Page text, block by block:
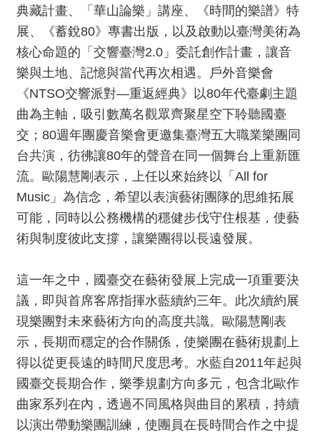
便
民
服
務
資
訊
公
開
隱
私
宣
資
訊
安
全
網
站
資
料
開
典藏計畫、「華山論樂」講座、《時間的樂譜》特
展、《蓄銳80》專書出版，以及啟動以臺灣美術為
核心命題的「交響臺灣2.0」委託創作計畫，讓音
樂與土地、記憶與當代再次相遇。戶外音樂會
《NTSO交響派對—重返經典》以80年代臺劇主題
曲為主軸，吸引數萬名觀眾齊聚星空下聆聽國臺
交；80週年團慶音樂會更邀集臺灣五大職業樂團同
台共演，彷彿讓80年的聲音在同一個舞台上重新匯
流。歐陽慧剛表示，上任以來始終以「All for
Music」為信念，希望以表演藝術團隊的思維拓展
可能，同時以公務機構的穩健步伐守住根基，使藝
術與制度彼此支撐，讓樂團得以長遠發展。
這一年之中，國臺交在藝術發展上完成一項重要決
議，即與首席客席指揮水藍續約三年。此次續約展
現樂團對未來藝術方向的高度共識。歐陽慧剛表
示，長期而穩定的合作關係，使樂團在藝術規劃上
得以從更長遠的時間尺度思考。水藍自2011年起與
國臺交長期合作，樂季規劃方向多元，包含北歐作
曲家系列在內，透過不同風格與曲目的累積，持續
以演出帶動樂團訓練，使團員在長時間合作之中提